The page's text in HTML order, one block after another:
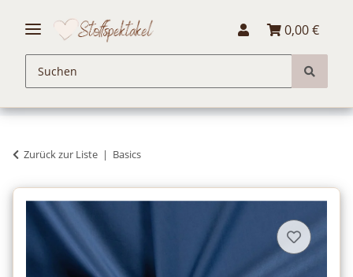
0,00 €
Zurück zur Liste Basics